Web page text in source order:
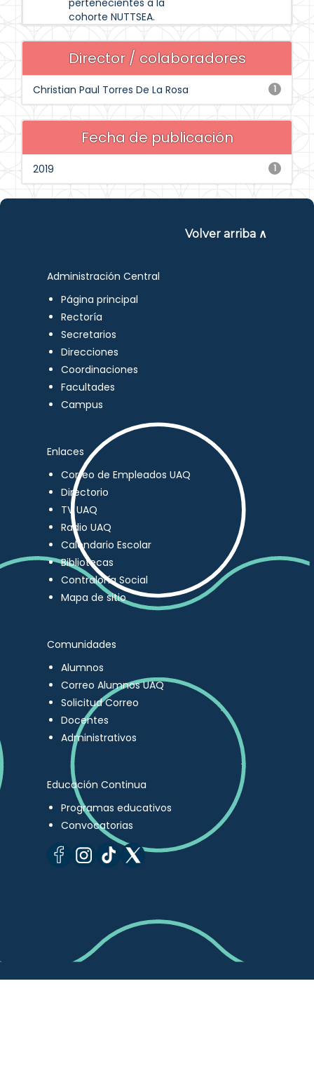
pertenecientes a la
cohorte NUTTSEA.
Director / colaboradores
1
Christian Paul Torres De La Rosa
Fecha de publicación
1
2019
Volver arriba ∧
Administración Central
Página principal
Rectoría
Secretarios
Direcciones
Coordinaciones
Facultades
Campus
Enlaces
Correo de Empleados UAQ
Directorio
TV UAQ
Radio UAQ
Calendario Escolar
Bibliotecas
Contraloría Social
Mapa de sitio
Comunidades
Alumnos
Correo Alumnos UAQ
Solicitud Correo
Docentes
Administrativos
Educación Continua
Programas educativos
Convocatorias